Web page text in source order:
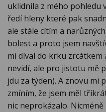
uklidnila z mého pohledu
ředí hleny které pak
ale stále cítím a
bolest a proto jsem
mi díval do krku
nevidí, ale pro jistotu mě
jdu za týden). A znovu mi
zmíním, že jsem měl
nic neprokázalo.